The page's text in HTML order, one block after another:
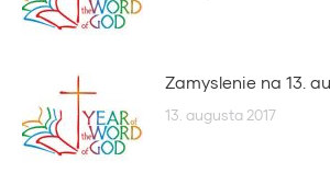
Zamyslenie na 13.
13. augusta 2017